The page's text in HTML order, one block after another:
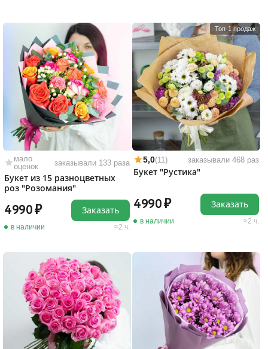
мало
оценок
заказывали 133 раза
Букет из 15 разноцветных
роз "Розомания"
4990
в наличии 2 ч.
Заказать
Топ-1 продаж
5,0(11) заказывали 468 раз
Букет "Рустика"
4990
в наличии 2 ч.
Заказать